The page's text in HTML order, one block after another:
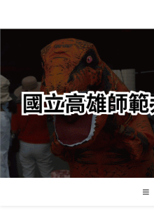
轉
要
內
容